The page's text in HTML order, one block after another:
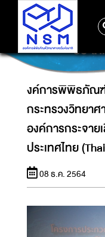
งค์การพิพิธภัณฑ์
กระทรวงวิทยา
องค์การกระจา
ประเ
งค์การพิพิธภัณฑ์
กระทรวงวิทยาศ
องค์การกระจาย
ประเทศไทย
08 ธ.ค. 2564